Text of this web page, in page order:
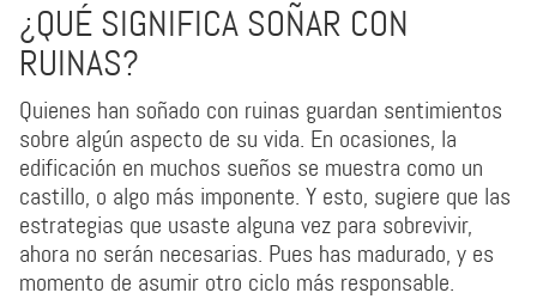
¿QUÉ SIGNIFICA SOÑAR CON
RUINAS?
Quienes han soñado con ruinas guardan sentimientos
sobre algún aspecto de su vida. En ocasiones, la
edificación en muchos sueños se muestra como un
castillo, o algo más imponente. Y esto, sugiere que las
estrategias que usaste alguna vez para sobrevivir,
ahora no serán necesarias. Pues has madurado, y es
momento de asumir otro ciclo más responsable.